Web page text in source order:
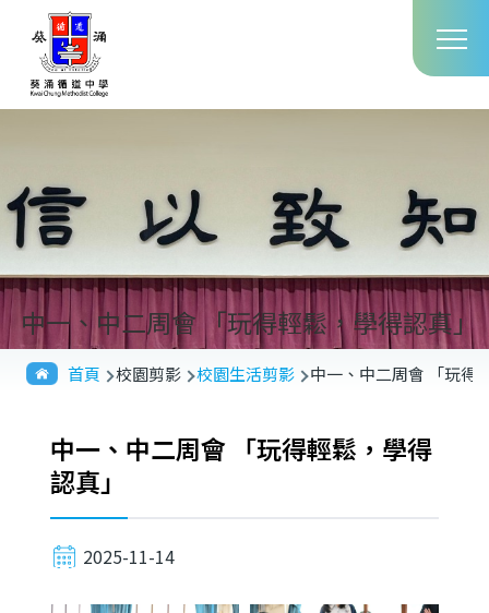
移至主內容
中一、中二周會 「玩得輕鬆，學得認真」
導
首頁 校園剪影 校園生活剪影 中一、中二周會 「玩得
中一、中二周會 「玩得輕鬆，學得
認真」
2025-11-14